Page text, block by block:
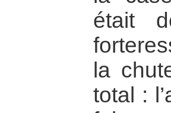
était
la
total :